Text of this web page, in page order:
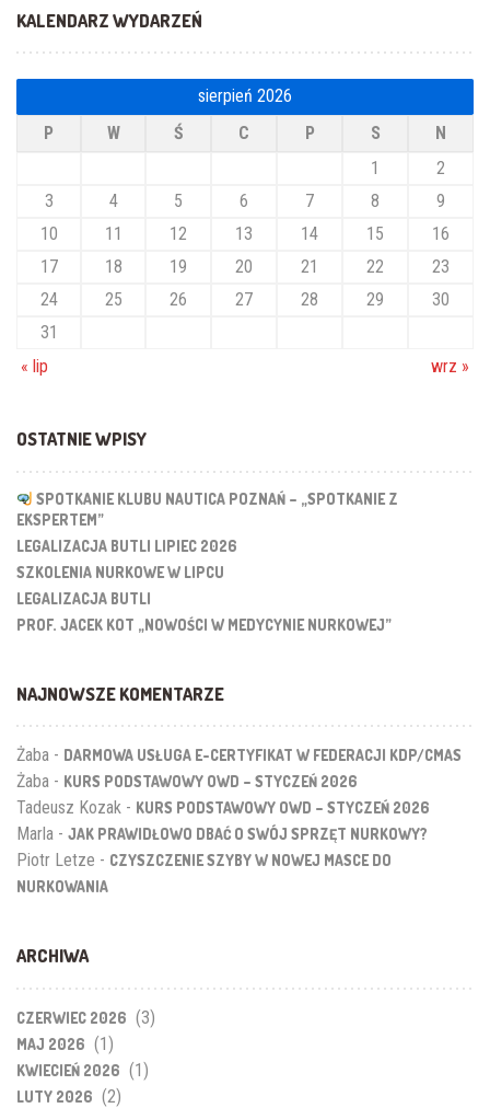
KALENDARZ WYDARZEŃ
sierpień 2026
P
W Ś C P S
N
1
2
3
4 5 6 7 8
9
10
11 12 13 14 15
16
17
18 19 20 21 22
23
24
25 26 27 28 29
30
31
« lip
wrz »
OSTATNIE WPISY
SPOTKANIE KLUBU NAUTICA POZNAŃ – „SPOTKANIE Z
EKSPERTEM”
LEGALIZACJA BUTLI LIPIEC 2026
SZKOLENIA NURKOWE W LIPCU
LEGALIZACJA BUTLI
PROF. JACEK KOT „NOWOŚCI W MEDYCYNIE NURKOWEJ”
NAJNOWSZE KOMENTARZE
Żaba - DARMOWA USŁUGA E-CERTYFIKAT W FEDERACJI KDP/CMAS
Żaba - KURS PODSTAWOWY OWD – STYCZEŃ 2026
Tadeusz Kozak - KURS PODSTAWOWY OWD – STYCZEŃ 2026
Marla - JAK PRAWIDŁOWO DBAĆ O SWÓJ SPRZĘT NURKOWY?
Piotr Letze - CZYSZCZENIE SZYBY W NOWEJ MASCE DO
NURKOWANIA
ARCHIWA
CZERWIEC 2026 (3)
MAJ 2026 (1)
KWIECIEŃ 2026 (1)
LUTY 2026 (2)